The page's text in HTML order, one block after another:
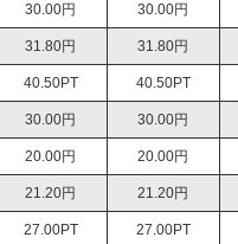
30.00円 30.00円
31.80円 31.80円
40.50PT 40.50PT
30.00円 30.00円
20.00円 20.00円
21.20円 21.20円
27.00PT 27.00PT